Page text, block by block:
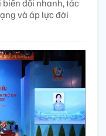
đổi nhanh, tác
và áp lực đời